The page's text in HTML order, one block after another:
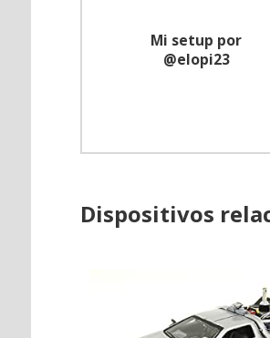
Mi setup por
@elopi23
Dispositivos